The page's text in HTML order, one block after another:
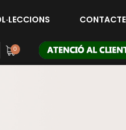
CONTACTE
0